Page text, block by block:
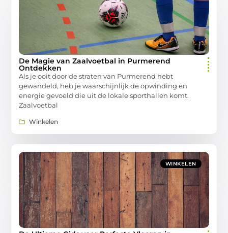
De Magie van Zaalvoetbal in Purmerend
Ontdekken
Als je ooit door de straten van Purmerend hebt
gewandeld, heb je waarschijnlijk de opwinding en
energie gevoeld die uit de lokale sporthallen komt.
Zaalvoetbal
Winkelen
WINKELEN